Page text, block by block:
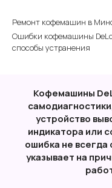
Ремонт кофемашин в
Ошибки кофемашины
способы устранения
Кофемашины
устройство
индикатора или
ошибка не всегда
указывает на